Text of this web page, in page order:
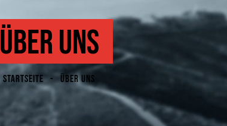
ÜBER UNS
STARTSEITE ÜBER UNS